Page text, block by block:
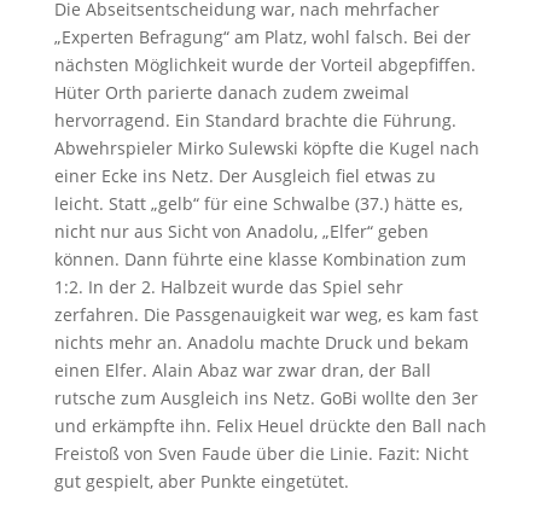
Die Abseitsentscheidung war, nach mehrfacher
„Experten Befragung“ am Platz, wohl falsch. Bei der
nächsten Möglichkeit wurde der Vorteil abgepfiffen.
Hüter Orth parierte danach zudem zweimal
hervorragend. Ein Standard brachte die Führung.
Abwehrspieler Mirko Sulewski köpfte die Kugel nach
einer Ecke ins Netz. Der Ausgleich fiel etwas zu
leicht. Statt „gelb“ für eine Schwalbe (37.) hätte es,
nicht nur aus Sicht von Anadolu, „Elfer“ geben
können. Dann führte eine klasse Kombination zum
1:2. In der 2. Halbzeit wurde das Spiel sehr
zerfahren. Die Passgenauigkeit war weg, es kam fast
nichts mehr an. Anadolu machte Druck und bekam
einen Elfer. Alain Abaz war zwar dran, der Ball
rutsche zum Ausgleich ins Netz. GoBi wollte den 3er
und erkämpfte ihn. Felix Heuel drückte den Ball nach
Freistoß von Sven Faude über die Linie. Fazit: Nicht
gut gespielt, aber Punkte eingetütet.